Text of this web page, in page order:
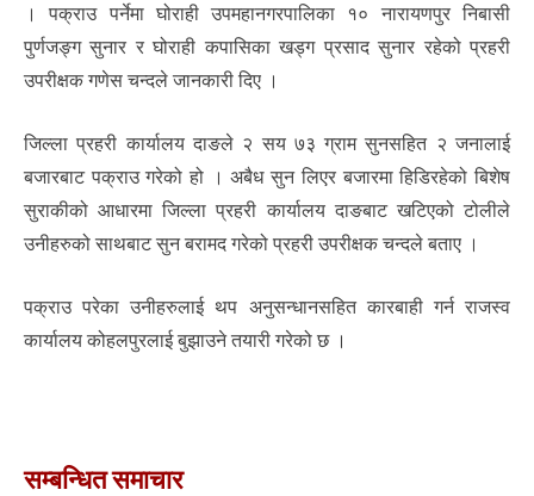
। पक्राउ पर्नेमा घोराही उपमहानगरपालिका १० नारायणपुर निबासी
पुर्णजङ्ग सुनार र घोराही कपासिका खड्ग प्रसाद सुनार रहेको प्रहरी
उपरीक्षक गणेस चन्दले जानकारी दिए ।
जिल्ला प्रहरी कार्यालय दाङले २ सय ७३ ग्राम सुनसहित २ जनालाई
बजारबाट पक्राउ गरेको हो । अबैध सुन लिएर बजारमा हिडिरहेको बिशेष
सुराकीको आधारमा जिल्ला प्रहरी कार्यालय दाङबाट खटिएको टोलीले
उनीहरुको साथबाट सुन बरामद गरेको प्रहरी उपरीक्षक चन्दले बताए ।
पक्राउ परेका उनीहरुलाई थप अनुसन्धानसहित कारबाही गर्न राजस्व
कार्यालय कोहलपुरलाई बुझाउने तयारी गरेको छ ।
सम्बन्धित समाचार